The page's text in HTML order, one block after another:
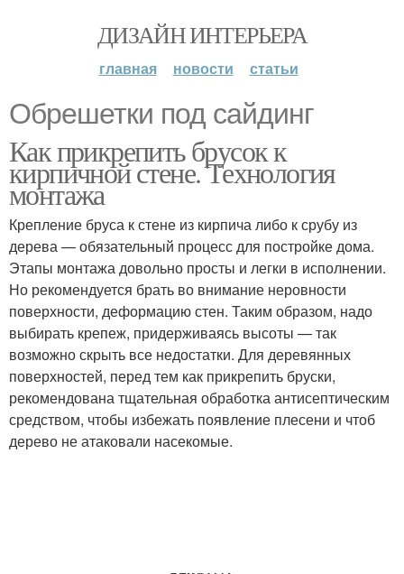
ДИЗАЙН ИНТЕРЬЕРА
главная новости статьи
Обрешетки под сайдинг
Как прикрепить брусок к
кирпичной стене. Технология
монтажа
Крепление бруса к стене из кирпича либо к срубу из
дерева — обязательный процесс для постройке дома.
Этапы монтажа довольно просты и легки в исполнении.
Но рекомендуется брать во внимание неровности
поверхности, деформацию стен. Таким образом, надо
выбирать крепеж, придерживаясь высоты — так
возможно скрыть все недостатки. Для деревянных
поверхностей, перед тем как прикрепить бруски,
рекомендована тщательная обработка антисептическим
средством, чтобы избежать появление плесени и чтоб
дерево не атаковали насекомые.